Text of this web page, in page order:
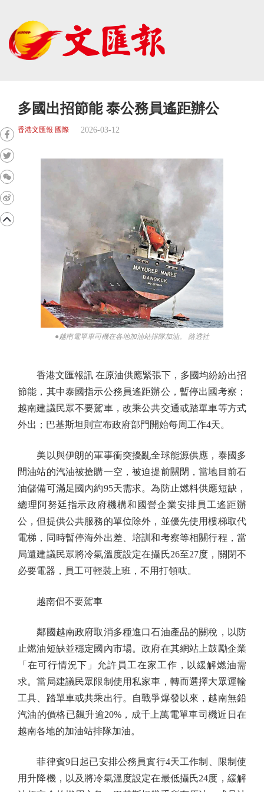
多國出招節能 泰公務員遙距辦公
香港文匯報 國際 2026-03-12
●越南電單車司機在各地加油站排隊加油。 路透社
香港文匯報訊 在原油供應緊張下，多國均紛紛出招
節能，其中泰國指示公務員遙距辦公，暫停出國考察；
越南建議民眾不要駕車，改乘公共交通或踏單車等方式
外出；巴基斯坦則宣布政府部門開始每周工作4天。
美以與伊朗的軍事衝突擾亂全球能源供應，泰國多
間油站的汽油被搶購一空，被迫提前關閉，當地目前石
油儲備可滿足國內約95天需求。為防止燃料供應短缺，
總理阿努廷指示政府機構和國營企業安排員工遙距辦
公，但提供公共服務的單位除外，並優先使用樓梯取代
電梯，同時暫停海外出差、培訓和考察等相關行程，當
局還建議民眾將冷氣溫度設定在攝氏26至27度，關閉不
必要電器，員工可輕裝上班，不用打領呔。
越南倡不要駕車
鄰國越南政府取消多種進口石油產品的關稅，以防
止燃油短缺並穩定國內市場。政府在其網站上鼓勵企業
「在可行情況下」允許員工在家工作，以緩解燃油需
求。當局建議民眾限制使用私家車，轉而選擇大眾運輸
工具、踏單車或共乘出行。自戰爭爆發以來，越南無鉛
汽油的價格已飆升逾20%，成千上萬電單車司機近日在
越南各地的加油站排隊加油。
菲律賓9日起已安排公務員實行4天工作制、限制使
用升降機，以及將冷氣溫度設定在最低攝氏24度，緩解